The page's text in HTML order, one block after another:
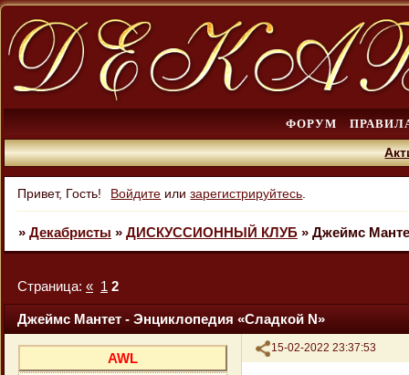
ФОРУМ
Привет, Гость! Войдите илизарегистрируйтесь
» Декабристы » ДИСКУССИОННЫЙ КЛУБ » Джеймс
Джеймс Мантет - Энциклопедия «Сладкой N»
Страница: « 1 2
Поделиться
15-02-2022 23:37:53
AWL